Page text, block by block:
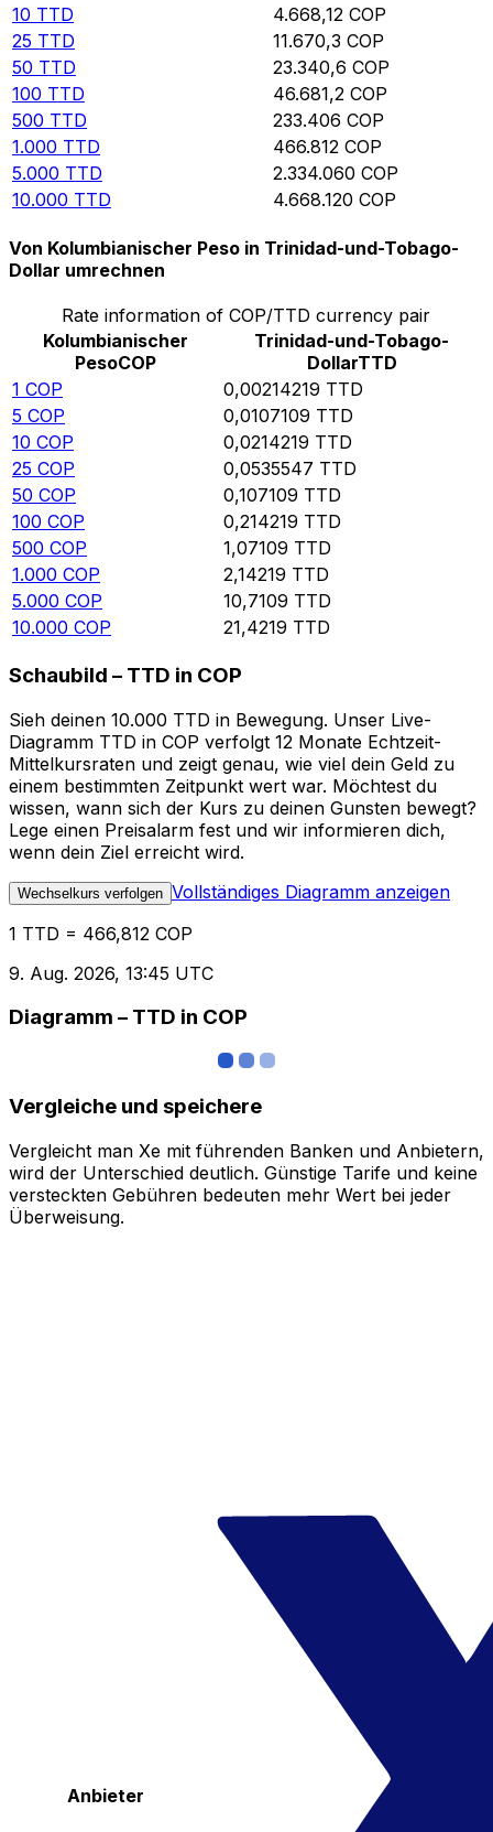
10 TTD 4.668,12 COP
25 TTD 11.670,3 COP
50 TTD 23.340,6 COP
100 TTD 46.681,2 COP
500 TTD 233.406 COP
1.000 TTD 466.812 COP
5.000 TTD 2.334.060 COP
10.000 TTD 4.668.120 COP
Von Kolumbianischer Peso in Trinidad-und-Tobago-
Dollar umrechnen
Rate information of COP/TTD currency pair
Kolumbianischer
PesoCOP
Trinidad-und-Tobago-
DollarTTD
1 COP 0,00214219 TTD
5 COP 0,0107109 TTD
10 COP 0,0214219 TTD
25 COP 0,0535547 TTD
50 COP 0,107109 TTD
100 COP 0,214219 TTD
500 COP 1,07109 TTD
1.000 COP 2,14219 TTD
5.000 COP 10,7109 TTD
10.000 COP 21,4219 TTD
Schaubild – TTD in COP
Sieh deinen 10.000 TTD in Bewegung. Unser Live-
Diagramm TTD in COP verfolgt 12 Monate Echtzeit-
Mittelkursraten und zeigt genau, wie viel dein Geld zu
einem bestimmten Zeitpunkt wert war. Möchtest du
wissen, wann sich der Kurs zu deinen Gunsten bewegt?
Lege einen Preisalarm fest und wir informieren dich,
wenn dein Ziel erreicht wird.
Wechselkurs verfolgen Vollständiges Diagramm anzeigen
1 TTD = 466,812 COP
9. Aug. 2026, 13:45 UTC
Diagramm – TTD in COP
Vergleiche und speichere
Vergleicht man Xe mit führenden Banken und Anbietern,
wird der Unterschied deutlich. Günstige Tarife und keine
versteckten Gebühren bedeuten mehr Wert bei jeder
Überweisung.
Anbieter